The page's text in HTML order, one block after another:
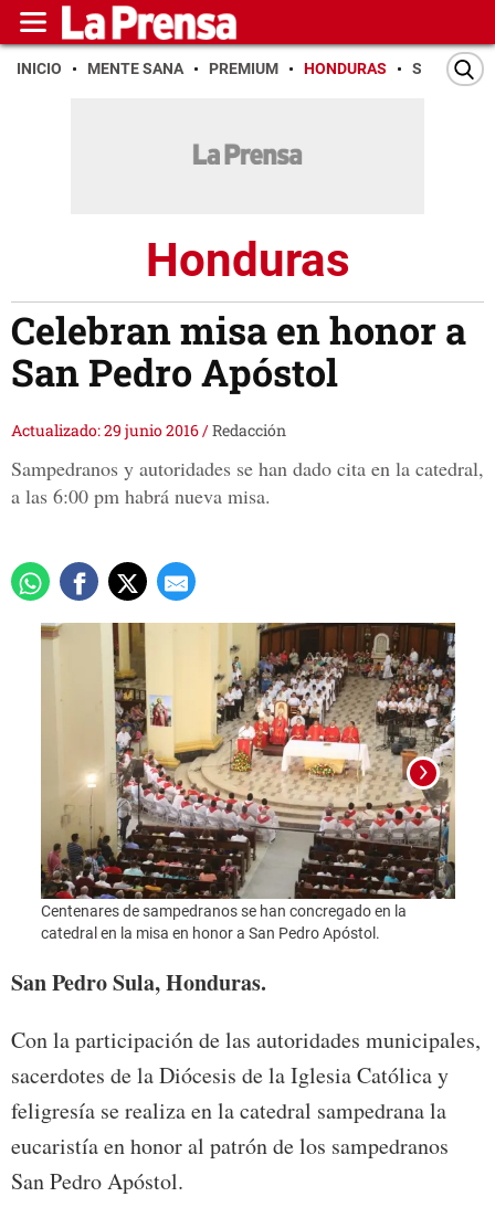
INICIO MENTE SANA PREMIUM HONDURAS SAN PEDRO
Honduras
Celebran misa en honor a
San Pedro Apóstol
Actualizado: 29 junio 2016/Redacción
Sampedranos y autoridades se han dado cita en la catedral,
a las 6:00 pm habrá nueva misa.
Centenares de sampedranos se han concregado en la
catedral en la misa en honor a San Pedro Apóstol.
San Pedro Sula, Honduras.
Con la participación de las autoridades municipales,
sacerdotes de la Diócesis de la Iglesia Católica y
feligresía se realiza en la catedral sampedrana la
eucaristía en honor al patrón de los sampedranos
San Pedro Apóstol.